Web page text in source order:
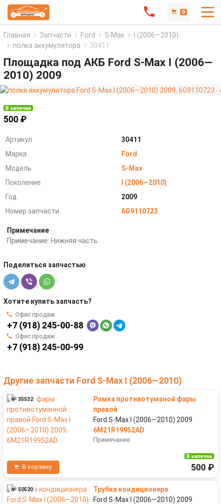
0
Главная Запчасти Ford S-Max
I (2006—2010)
полка аккумулятора
30411
Площадка под АКБ Ford S-Max I (2006—
2010) 2009
В наличии
500 ₽
Артикул
30411
Марка
Ford
Модель
S-Max
Поколение
I (2006—2010)
Год
2009
Номер запчасти
6G9110723
Примечание
Примечание: Нижняя часть.
Поделиться запчастью
Хотите купить запчасть?
Офис продаж
+7 (918) 245-00-88
Офис продаж
+7 (918) 245-00-99
Другие запчасти Ford S-Max I (2006—2010)
№ 35532
Рамка противотуманой фары
правой
Ford S-Max I (2006—2010) 2009
6M21R19952AD
Примечание:
В корзину
В наличии
500 ₽
№ 50520
Трубка кондиционера
Ford S-Max I (2006—2010) 2009